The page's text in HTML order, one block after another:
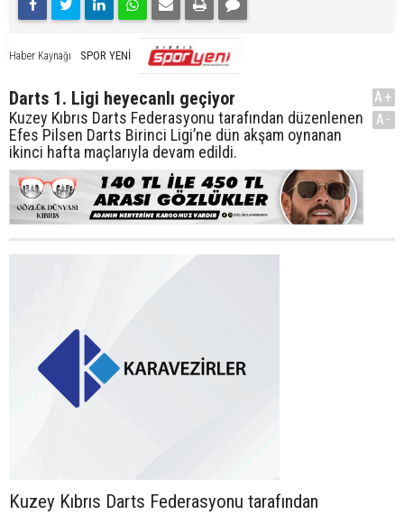
Haber Kaynağı SPOR YENİ
Darts 1. Ligi heyecanlı geçiyor
Kuzey Kıbrıs Darts Federasyonu tarafından düzenlenen
Efes Pilsen Darts Birinci Ligi’ne dün akşam oynanan
ikinci hafta maçlarıyla devam edildi.
A+
A-
Kuzey Kıbrıs Darts Federasyonu tarafından